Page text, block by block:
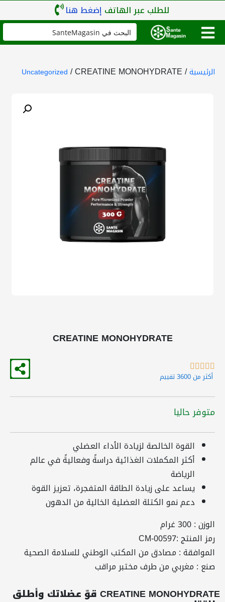
للطلب عبر الهاتف إضغط هنا
الرئيسية/
Uncategorized / CREATINE MONOHYDRATE
CREATINE MONOHYDRATE





أكثر من 3600 تقييم
متوفر حاليا
القوة الخالصة لزيادة الأداء العضلي
أكثر المكملات الغذائية دراسةً وفعاليةً في عالم
الرياضة
يساعد على زيادة الطاقة المتفجرة، تعزيز القوة
دعم نمو الكتلة العضلية الخالية من الدهون
الوزن : 300 غرام
رمز المنتج :CM-00597
الموافقة : مصادق من المكتب الوطني للسلامة الصحية
صنع : مغربي من طرف مختبر مراقب
CREATINE MONOHYDRATE قوّ عضلاتك وأطلق